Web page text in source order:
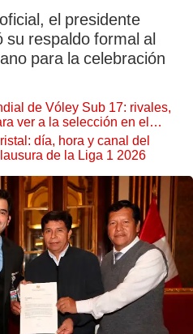
el presidente
su respaldo formal al
para la celebración
de Vóley Sub 17: rivales,
ver a la selección en el
día, hora y canal del
de la Liga 1 2026